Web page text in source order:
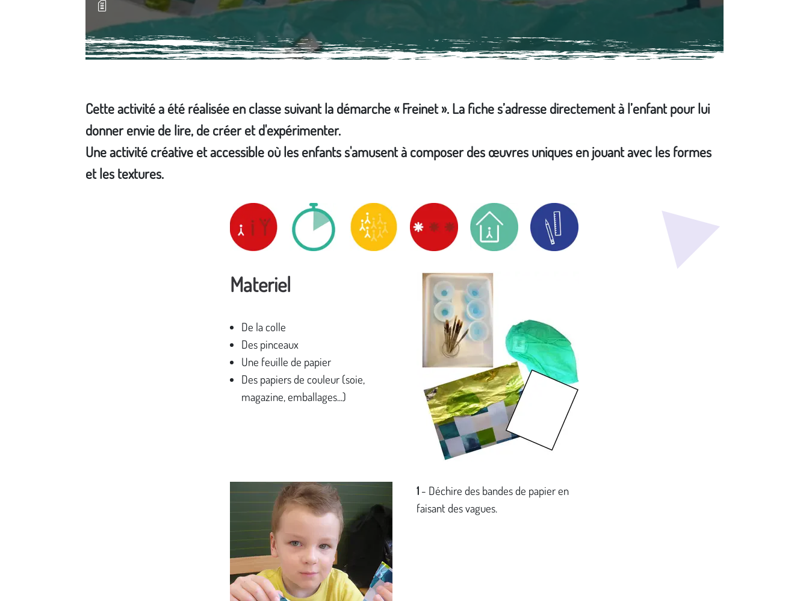
Cette activité a été réalisée en classe suivant la démarche « Freinet ». La fiche s’adresse directement à l’enfant pour lui
donner envie de lire, de créer et d'expérimenter.
Une activité créative et accessible où les enfants s'amusent à composer des œuvres uniques en jouant avec les formes
et les textures.
Materiel
De la colle
Des pinceaux
Une feuille de papier
Des papiers de couleur (soie,
magazine, emballages...)
1 - Déchire des bandes de papier en
faisant des vagues.